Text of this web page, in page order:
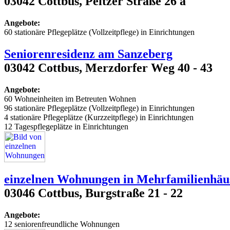
Angebote:
60 stationäre Pflegeplätze (Vollzeitpflege) in Einrichtungen
Seniorenresidenz am Sanzeberg
03042 Cottbus, Merzdorfer Weg 40 - 43
Angebote:
60 Wohneinheiten im Betreuten Wohnen
96 stationäre Pflegeplätze (Vollzeitpflege) in Einrichtungen
4 stationäre Pflegeplätze (Kurzzeitpflege) in Einrichtungen
12 Tagespflegeplätze in Einrichtungen
einzelnen Wohnungen in
03046 Cottbus, Burgstraße 21 - 22
Angebote:
12 seniorenfreundliche Wohnungen